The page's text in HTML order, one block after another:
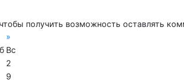
получить возможность оставлять
»
Вс
2
9